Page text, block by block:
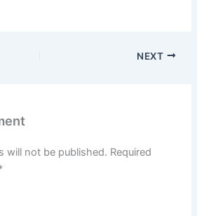
NEXT
will not be published. Required